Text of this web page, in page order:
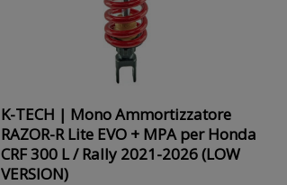
K-TECH | Mono Ammortizzatore
RAZOR-R Lite EVO + MPA per Honda
CRF 300 L / Rally 2021-2026 (LOW
VERSION)